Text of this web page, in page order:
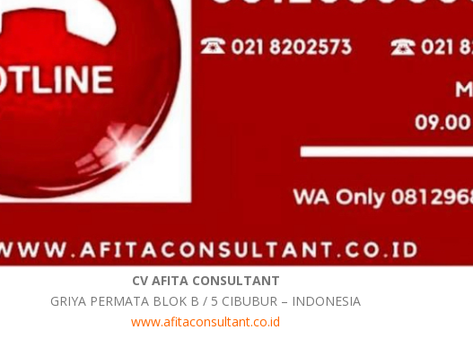
CV AFITA CONSULTANT
GRIYA PERMATA BLOK B / 5 CIBUBUR – INDONESIA
www.afitaconsultant.co.id